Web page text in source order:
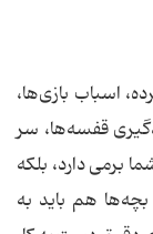
اسباب بازی‌ها،
قفسه‌ها، سر
برمی دارد، بلکه
بچه‌ها هم باید به